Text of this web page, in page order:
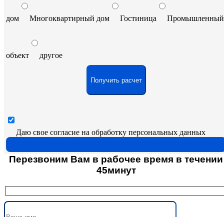
дом Многоквартирный дом Гостиница Промышленный
объект другое
Даю свое согласие на обработку персональных данных
Перезвоним Вам в рабочее время в течении
45минут